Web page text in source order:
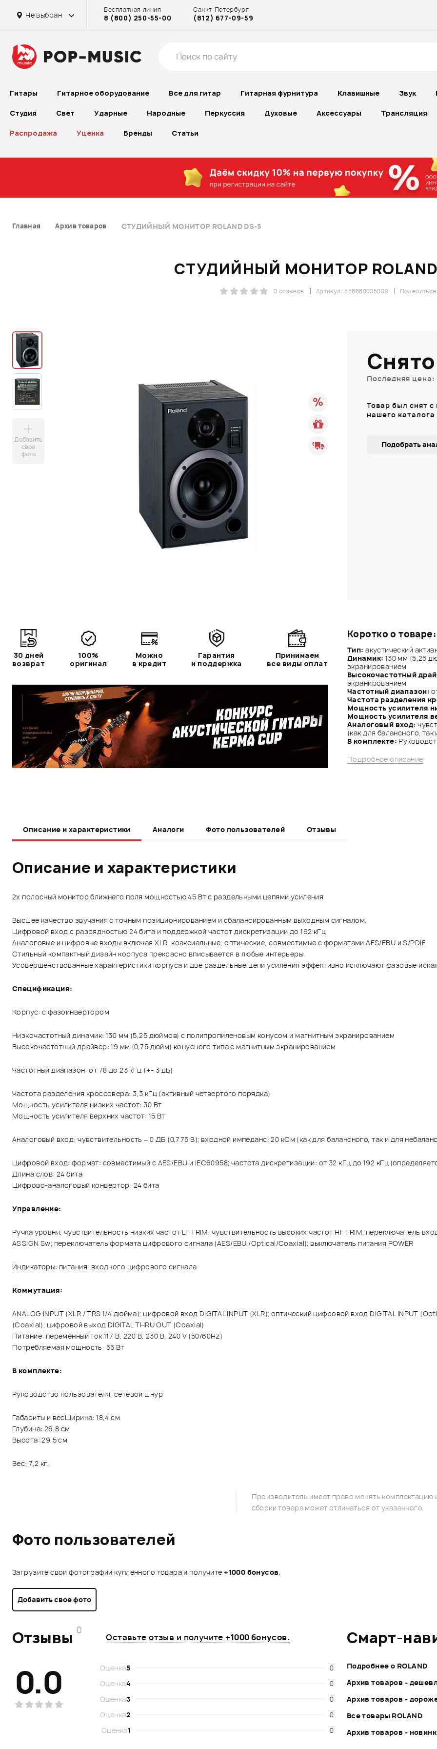
Не выбран
Бесплатная линия
8 (800) 250-55-00
Санкт-Петербург
(812) 677-09-59
Гитары Гитарное оборудование Все для гитар Гитарная фурнитура Клавишные Звук
Студия Свет Ударные Народные Перкуссия Духовые Аксессуары Трансляция
Распродажа Уценка Бренды Статьи
Главная Архив товаров СТУДИЙНЫЙ МОНИТОР ROLAND DS-5
СТУДИЙНЫЙ МОНИТОР ROLAND
Поделиться
Артикул: 888880005009
0 отзывов
Добавить
свое
фото
Коротко о товаре:
Тип: акустический
Динамик: 130 мм (5,25
экранированием
Высокочастотный
экранированием
Частотный диапазон:
Частота разделения
Мощность усилителя
Мощность усилителя
Аналоговый вход:
(как для балансного,
В комплекте:
Подробное описание
Последняя цена:
Товар был снят
нашего каталога
Подобрать
30 дней
возврат
100%
оригинал
Можно
в кредит
Гарантия
и поддержка
Принимаем
все виды оплат
Описание и характеристики Аналоги Фото пользователей Отзывы
Описание и характеристики
2х полосный монитор ближнего поля мощностью 45 Вт с раздельными цепями усиления
Высшее качество звучания с точным позиционированием и сбалансированным выходным сигналом.
Цифровой вход с разрядностью 24 бита и поддержкой частот дискретизации до 192 кГц
Аналоговые и цифровые входы включая XLR, коаксиальные, оптические, совместимые с форматами AES/EBU и S/PDIF.
Стильный компактный дизайн корпуса прекрасно вписывается в любые интерьеры.
Усовершенствованные характеристики корпуса и две раздельные цепи усиления эффективно исключают фазовые
Спецификация:
Корпус: с фазоинвертором
Низкочастотный динамик: 130 мм (5,25 дюймов) с полипропиленовым конусом и магнитным экранированием
Высокочастотный драйвер: 19 мм (0,75 дюйм) конусного типа с магнитным экранированием
Частотный диапазон: от 78 до 23 кГц (+- 3 дБ)
Частота разделения кроссовера: 3,3 кГц (активный четвертого порядка)
Мощность усилителя низких частот: 30 Вт
Мощность усилителя верхних частот: 15 Вт
Аналоговый вход: чувствительность – 0 ДБ (0,775 В); входной импеданс: 20 кОм (как для балансного, так и для
Цифровой вход: формат: совместимый с AES/EBU и IEC60958; частота дискретизации: от 32 кГц до 192 кГц
Длина слов: 24 бита
Цифрово-аналоговый конвертор: 24 бита
Управление:
Ручка уровня, чувствительность низких частот LF TRIM; чувствительность высоких частот HF TRIM; переключатель
ASSIGN Sw; переключатель формата цифрового сигнала (AES/EBU /Optical/Coaxial); выключатель питания POWER
Индикаторы: питания, входного цифрового сигнала
Коммутация:
ANALOG INPUT (XLR / TRS 1/4 дюйма); цифровой вход DIGITAL INPUT (XLR); оптический цифровой вход DIGITAL INPUT
(Coaxial); цифровой выход DIGITAL THRU OUT (Coaxial)
Питание: переменный ток 117 В, 220 В, 230 В, 240 V (50/60Hz)
Потребляемая мощность: 55 Вт
В комплекте:
Руководство пользователя, сетевой шнур
Габариты и весШирина: 18,4 см
Глубина: 26,8 см
Высота: 29,5 см
Вес: 7,2 кг.
Производитель имеет право менять
сборки товара может отличаться от указанного.
Фото пользователей
Загрузите свои фотографии купленного товара и получите+1000 бонусов
Добавить свое фото
Отзывы 0
Оставьте отзыв и получите +1000 бонусов.
0.0 Оценка5
0
Оценка4
0
Оценка3
0
Оценка2
0
Оценка1 0
Смарт-
Подробнее о ROLAND
Архив товаров -
Архив товаров -
Все товары ROLAND
Архив товаров -